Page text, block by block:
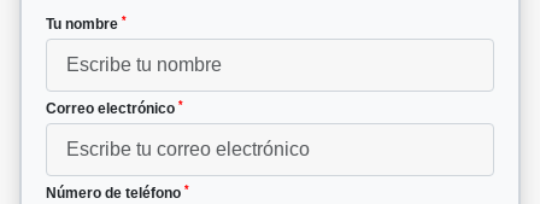
Tu nombre *
Correo electrónico *
Número de teléfono *